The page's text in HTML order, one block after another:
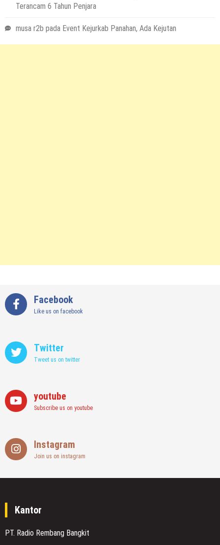
Terancam 6 Tahun Penjara
musa r2b pada Event Kejurkab Panahan, Ada Kejutan
Facebook
Like us on facebook
Twitter
Tweet us on twitter
youtube
Subscribe us on youtube
Instagram
Join us on instagram
Kantor
PT. Radio Rembang Bangkit